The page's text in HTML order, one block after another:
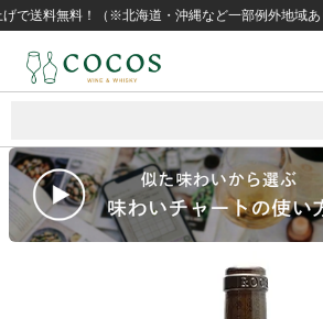
無料！（※北海道・沖縄など一部例外地域あり）